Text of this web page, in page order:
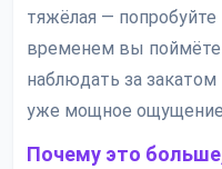
тяжёлая — попробуйте
временем вы
наблюдать за
уже мощное
Почему это